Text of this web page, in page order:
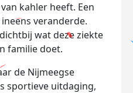
kahler heeft. Een
veranderde.
wat deze ziekte
familie doet.
de Nijmeegse
sportieve uitdaging,